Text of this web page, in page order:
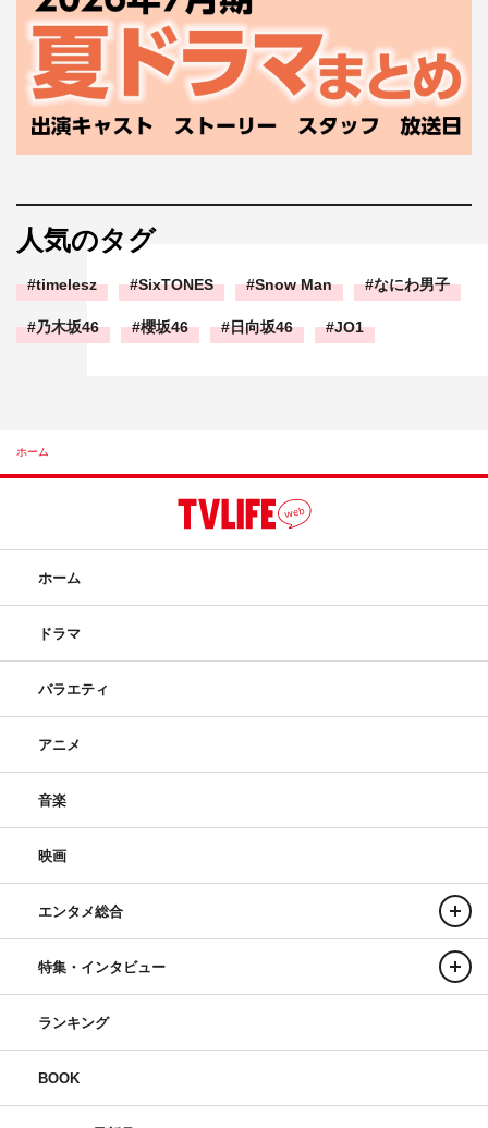
人気のタグ
timelesz SixTONES Snow Man なにわ男子
乃木坂46 櫻坂46 日向坂46 JO1
ホーム
ホーム
ドラマ
バラエティ
アニメ
音楽
映画
エンタメ総合
特集・インタビュー
ランキング
BOOK